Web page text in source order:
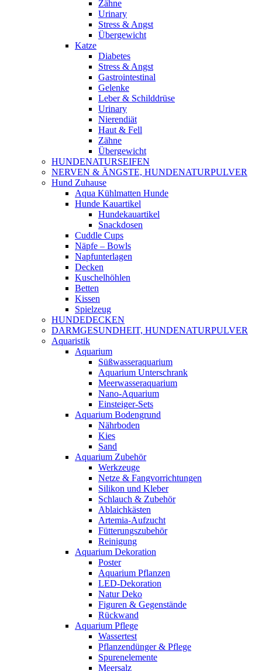
Zähne
Urinary
Stress & Angst
Übergewicht
Katze
Diabetes
Stress & Angst
Gastrointestinal
Gelenke
Leber & Schilddrüse
Urinary
Nierendiät
Haut & Fell
Zähne
Übergewicht
HUNDENATURSEIFEN
NERVEN & ÄNGSTE, HUNDENATURPULVER
Hund Zuhause
Aqua Kühlmatten Hunde
Hunde Kauartikel
Hundekauartikel
Snackdosen
Cuddle Cups
Näpfe – Bowls
Napfunterlagen
Decken
Kuschelhöhlen
Betten
Kissen
Spielzeug
HUNDEDECKEN
DARMGESUNDHEIT, HUNDENATURPULVER
Aquaristik
Aquarium
Süßwasseraquarium
Aquarium Unterschrank
Meerwasseraquarium
Nano-Aquarium
Einsteiger-Sets
Aquarium Bodengrund
Nährboden
Kies
Sand
Aquarium Zubehör
Werkzeuge
Netze & Fangvorrichtungen
Silikon und Kleber
Schlauch & Zubehör
Ablaichkästen
Artemia-Aufzucht
Fütterungszubehör
Reinigung
Aquarium Dekoration
Poster
Aquarium Pflanzen
LED-Dekoration
Natur Deko
Figuren & Gegenstände
Rückwand
Aquarium Pflege
Wassertest
Pflanzendünger & Pflege
Spurenelemente
Meersalz